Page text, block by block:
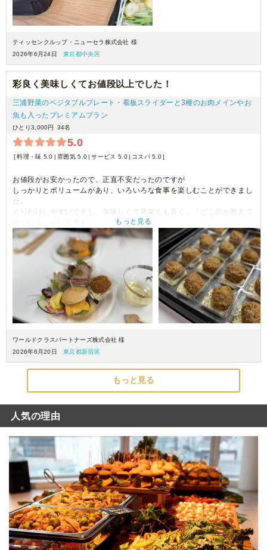
ティッセンクルップ・ニューセラ株式会社 様
2026年6月24日
東京都中央区
彩良く美味しくてお値段以上でした！
三浦野菜のベジタブルプレート・看板スライダーと3種のお肉メインやお
魚も入ったプレミアムプラン
ひとり3,000円 34名
5.0
料理・味 5.0 雰囲気 5.0 サービス 5.0 コスパ 5.0
お値段がお安かったので、正直不安だったのですが
しっかりとボリュームがあり、いろいろな食事を楽しむことができまし
た。
とりわけしやすいですし、美味しくて見栄えも良く、「どこのか教えて
皆さんとても満足していただきました。
ありがとうございました。
もっと見る
ワールドクラスパートナーズ株式会社 様
2026年6月20日
東京都新宿区
もっと見る
人気の理由